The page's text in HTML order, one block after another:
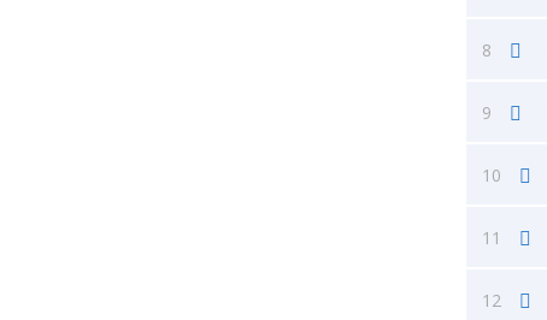
8
9
10
11
12